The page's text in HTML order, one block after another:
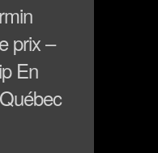
prix –
En